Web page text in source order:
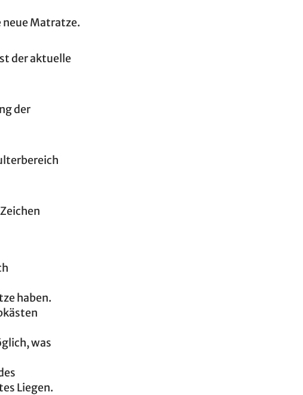
neue Matratze.
der aktuelle
der
haben.
was
Liegen.